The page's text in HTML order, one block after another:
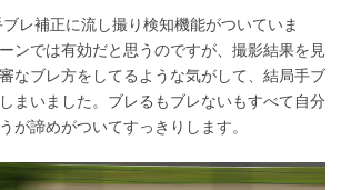
レ補正に流し撮り検知機能がついていま
ンでは有効だと思うのですが、撮影結果を見
なブレ方をしてるような気がして、結局手ブ
まいました。ブレるもブレないもすべて自分
が諦めがついてすっきりします。